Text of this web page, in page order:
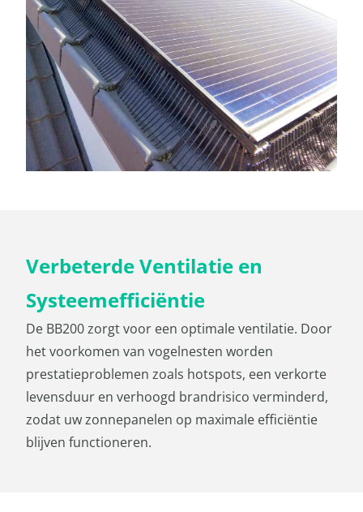
Verbeterde Ventilatie en
Systeemefficiëntie
De BB200 zorgt voor een optimale ventilatie. Door
het voorkomen van vogel­nesten worden
prestatieproblemen zoals hotspots, een verkorte
levensduur en verhoogd brandrisico verminderd,
zodat uw zonnepanelen op maximale efficiëntie
blijven functioneren.